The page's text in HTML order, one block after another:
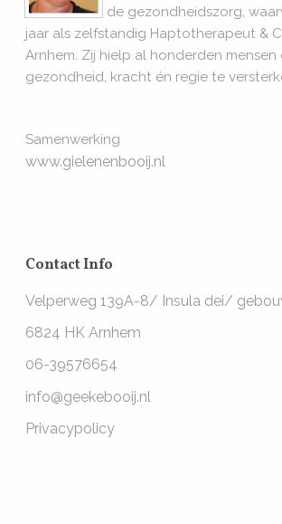
de gezondheidszorg,
jaar als zelfstandig Haptotherapeut &
Arnhem. Zij hielp al honderden mensen
gezondheid, kracht én regie te
Samenwerking
www.gielenenbooij.nl
Contact Info
Velperweg 139A-8/ Insula dei/
6824 HK Arnhem
06-39576654
info@geekebooij.nl
Privacypolicy